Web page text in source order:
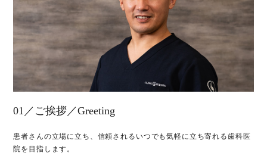
01／ご挨拶／Greeting
患者さんの立場に立ち、信頼されるいつでも気軽に立ち寄れる歯科医
院を目指します。